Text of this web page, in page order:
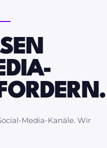
Media-Kanäle. Wir